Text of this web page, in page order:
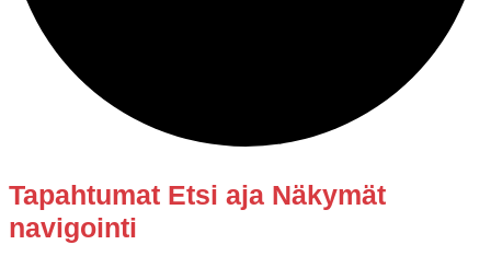
Tapahtumat
Tapahtumat Etsi aja Näkymät
navigointi